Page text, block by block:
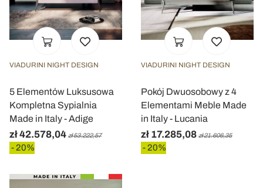
VIADURINI NIGHT DESIGN
5 Elementów Luksusowa
Kompletna Sypialnia
Made in Italy - Adige
zł 42.578,04 zł 53.222,57
- 20%
VIADURINI NIGHT DESIGN
Pokój Dwuosobowy z 4
Elementami Meble Made
in Italy - Lucania
zł 17.285,08 zł 21.606,35
- 20%